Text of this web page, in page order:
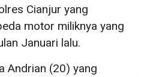
Cianjur yang
motor miliknya yang
Januari lalu.
Andrian (20) yang